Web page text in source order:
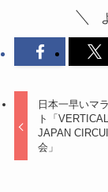
日本一早いマ
ト「
JAPAN
会」